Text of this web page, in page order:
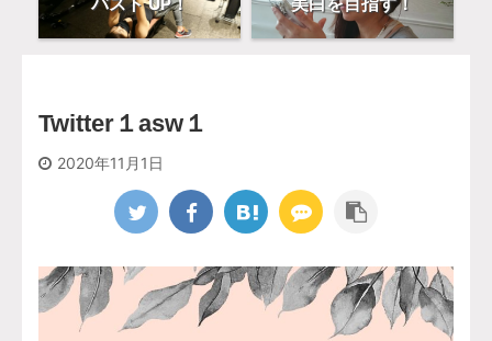
Twitter１asw１
2020年11月1日